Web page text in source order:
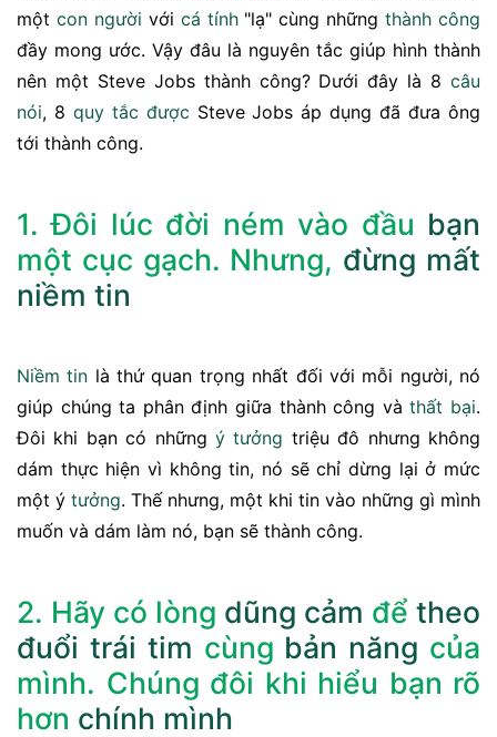
một con người với cá tính"lạ" cùng nhữngthành công
đầy mong ước. Vậy đâu là nguyên tắc giúp hình thành
nên một Steve Jobs thành công? Dưới đây là 8 câu
nói, 8 quy tắc được Steve Jobs áp dụng đã đưa ông
tới thành công.
1. Đôi lúc đời ném vào đầu bạn
một cục gạch. Nhưng, đừng mất
niềm tin
Niềm tin là thứ quan trọng nhất đối với mỗi người, nó
giúp chúng ta phân định giữa thành công vàthất bại.
Đôi khi bạn có những ý tưởng triệu đô nhưng không
dám thực hiện vì không tin, nó sẽ chỉ dừng lại ở mức
một ý tưởng. Thế nhưng, một khi tin vào những gì mình
muốn và dám làm nó, bạn sẽ thành công.
2. Hãy có lòng dũng cảm để theo
đuổi trái tim cùng bản năng của
mình. Chúng đôi khi hiểu bạn rõ
hơn chính mình